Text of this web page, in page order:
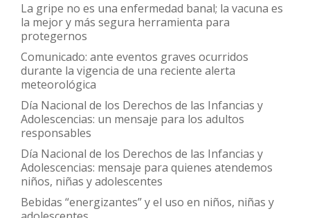
La gripe no es una enfermedad banal; la vacuna es
la mejor y más segura herramienta para
protegernos
Comunicado: ante eventos graves ocurridos
durante la vigencia de una reciente alerta
meteorológica
Día Nacional de los Derechos de las Infancias y
Adolescencias: un mensaje para los adultos
responsables
Día Nacional de los Derechos de las Infancias y
Adolescencias: mensaje para quienes atendemos
niños, niñas y adolescentes
Bebidas “energizantes” y el uso en niños, niñas y